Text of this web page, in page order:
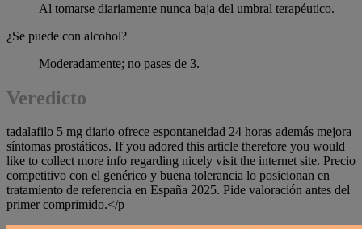
Al tomarse diariamente nunca baja del umbral terapéutico.
¿Se puede con alcohol?
Moderadamente; no pases de 3.
Veredicto
tadalafilo 5 mg diario ofrece espontaneidad 24 horas además mejora
síntomas prostáticos. If you adored this article therefore you would
like to collect more info regarding nicely visit the internet site. Precio
competitivo con el genérico y buena tolerancia lo posicionan en
tratamiento de referencia en España 2025. Pide valoración antes del
primer comprimido.</p